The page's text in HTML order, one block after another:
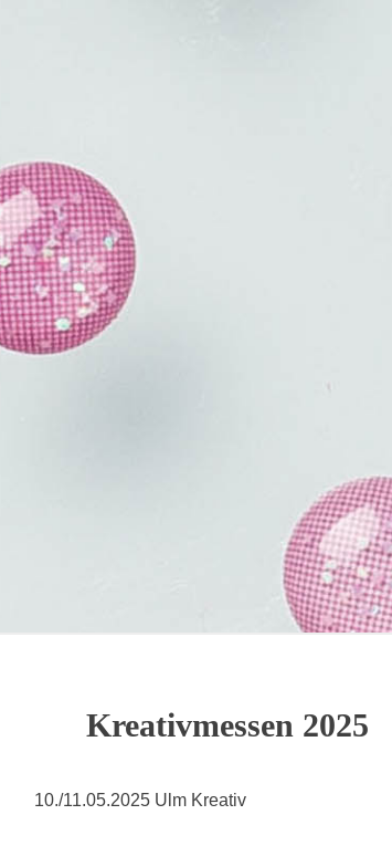
Kreativmessen 2025
10./11.05.2025 Ulm Kreativ